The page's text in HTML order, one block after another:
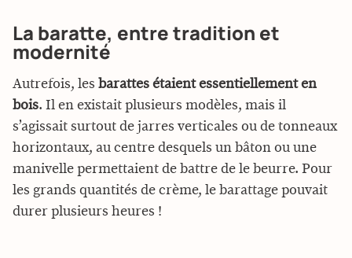
La baratte, entre tradition et
modernité
Autrefois, les barattes étaient essentiellement en
bois. Il en existait plusieurs modèles, mais il
s’agissait surtout de jarres verticales ou de tonneaux
horizontaux, au centre desquels un bâton ou une
manivelle permettaient de battre de le beurre. Pour
les grands quantités de crème, le barattage pouvait
durer plusieurs heures !